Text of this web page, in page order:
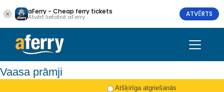
aFerry - Cheap ferry tickets
Atvērt lietotnē aFerry ATVĒRTS
Vaasa prāmji
Atšķirīga atgriešanās